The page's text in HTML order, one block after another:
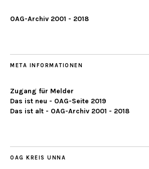
OAG-Archiv 2001 - 2018
META INFORMATIONEN
Zugang für Melder
Das ist neu - OAG-Seite 2019
Das ist alt - OAG-Archiv 2001 - 2018
OAG KREIS UNNA